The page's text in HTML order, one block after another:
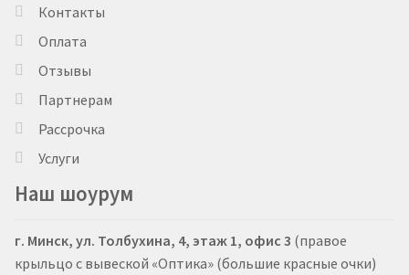
Контакты
Оплата
Отзывы
Партнерам
Рассрочка
Услуги
Наш шоурум
г. Минск, ул. Толбухина, 4, этаж 1, офис 3 (правое
крыльцо с вывеской «Оптика» (большие красные очки)